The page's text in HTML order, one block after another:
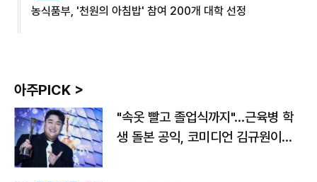
농식품부, '천원의 아침밥' 참여 200개 대학 선정
아주PICK >
"속옷 빨고 졸업식까지"…근육병 학
생 돌본 공익, 코미디언 김규원이었